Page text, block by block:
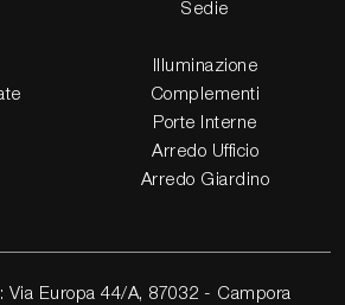
Sedie
Illuminazione
Complementi
Porte Interne
Arredo Ufficio
Arredo Giardino
Via Europa 44/A, 87032 - Campora